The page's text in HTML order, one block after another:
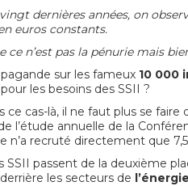
dernières années, on
euros constants.
ce n’est pas la pénurie mais
sur les fameux 10 000
les besoins des SSII ?
ce cas-là, il ne faut plus se faire
l’étude annuelle de la
n’a recruté directement que
SSII passent de la deuxième
les secteurs de l’énergie